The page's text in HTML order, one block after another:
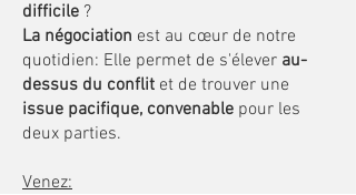
difficile ?
La négociation est au cœur de notre
quotidien: Elle permet de s'élever au-
dessus du conflit et de trouver une
issue pacifique, convenable pour les
deux parties.
Venez: